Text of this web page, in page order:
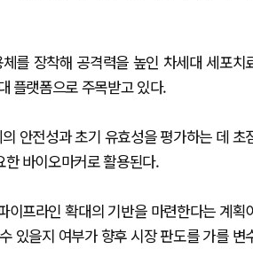
를 장착해 공격력을 높인 차세대 세포치
플랫폼으로 주목받고 있다.
안전성과 초기 유효성을 평가하는 데 초
바이오마커로 활용된다.
프라인 확대의 기반을 마련한다는 계획
있을지 여부가 향후 시장 판도를 가를 변